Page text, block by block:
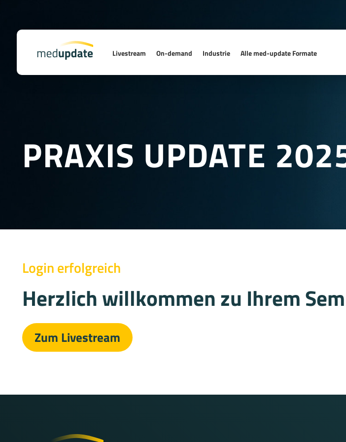
Livestream On-demand Industrie Alle med-update Formate
PRAXIS UPDATE
Login erfolgreich
Herzlich willkommen zu Ihrem
Zum Livestream